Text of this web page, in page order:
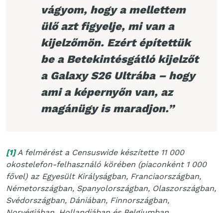
vágyom, hogy a mellettem
ülő azt figyelje, mi van a
kijelzőmön. Ezért építettük
be a Betekintésgátló kijelzőt
a Galaxy S26 Ultrába – hogy
ami a képernyőn van, az
magánügy is maradjon.”
[1]A felmérést a Censuswide készítette 11 000
okostelefon-felhasználó körében (piaconként 1 000
fővel) az Egyesült Királyságban, Franciaországban,
Németországban, Spanyolországban, Olaszországban,
Svédországban, Dániában, Finnországban,